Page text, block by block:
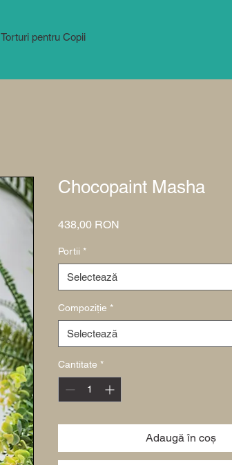
Torturi pentru Copii
Chocopaint Masha
438,00 RON
Portii *
Selectează
Compoziție *
Selectează
Cantitate *
Adaugă în coș